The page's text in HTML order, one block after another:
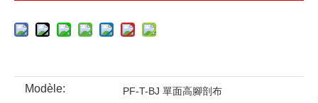
Modèle: PF-T-BJ 單面高腳剖布